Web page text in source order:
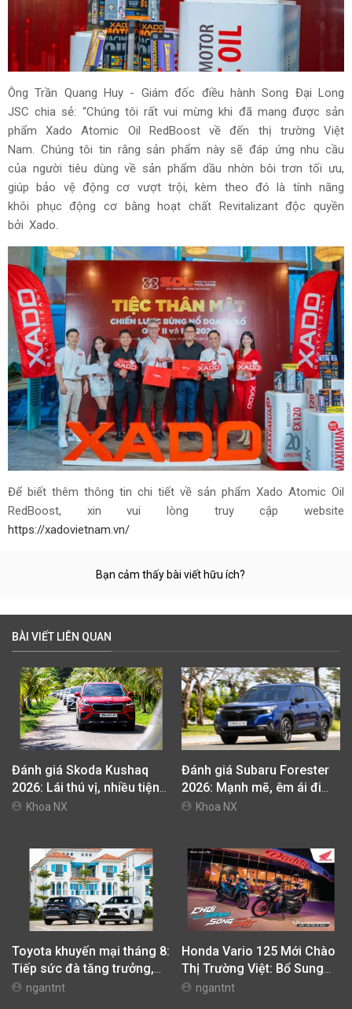
Ông Trần Quang Huy - Giám đốc điều hành Song Đại Long
JSC chia sẻ: “Chúng tôi rất vui mừng khi đã mang được sản
phẩm Xado Atomic Oil RedBoost về đến thị trường Việt
Nam. Chúng tôi tin rằng sản phẩm này sẽ đáp ứng nhu cầu
của người tiêu dùng về sản phẩm dầu nhờn bôi trơn tối ưu,
giúp bảo vệ động cơ vượt trội, kèm theo đó là tính năng
khôi phục động cơ bằng hoạt chất Revitalizant độc quyền
bởi Xado.
Để biết thêm thông tin chi tiết về sản phẩm Xado Atomic Oil
RedBoost, xin vui lòng truy cập website
https://xadovietnam.vn/
Bạn cảm thấy bài viết hữu ích?
BÀI VIẾT LIÊN QUAN
Đánh giá Skoda Kushaq
2026: Lái thú vị, nhiều tiện
nghi, giá cạnh tranh
Khoa NX
Đánh giá Subaru Forester
2026: Mạnh mẽ, êm ái đi
cùng hệ thống ADAS hoàn
Khoa NX
Toyota khuyến mại tháng 8:
Tiếp sức đà tăng trưởng,
tối ưu chi phí mua xe
ngantnt
Honda Vario 125 Mới Chào
Thị Trường Việt: Bổ Sung
Phiên Bản Street, Giá Từ
ngantnt